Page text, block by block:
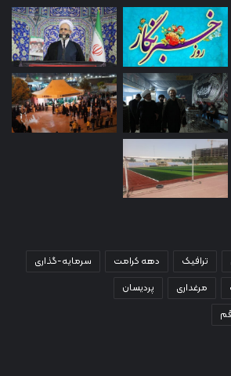
ترافیک دهه کرامت
سرمایه-گذاری
مرغداری
پردیسان